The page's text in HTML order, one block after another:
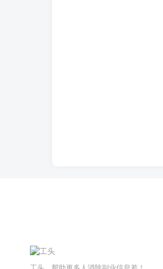
工头，帮助更多人消除副业信息差！